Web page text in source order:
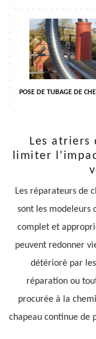
POSE DE TUBAGE DE
Les atriers
limiter
Les réparateurs de
sont les modeleurs
complet et
peuvent redonner
détérioré par
réparation ou
procurée à la
chapeau continue de